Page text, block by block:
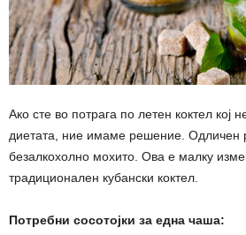
Ако сте во потрага по летен коктел кој
диетата, ние имаме решение. Одличен
безалкохолно мохито. Ова е малку
традиционален кубански коктел.
Потребни сосотојки за една чаша: